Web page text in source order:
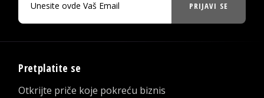
PRIJAVI SE
Pretplatite se
Otkrijte priče koje pokreću biznis